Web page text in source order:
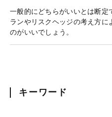
一般的にどちらがいいとは断
ランやリスクヘッジの考え方
のがいいでしょう。
キーワード